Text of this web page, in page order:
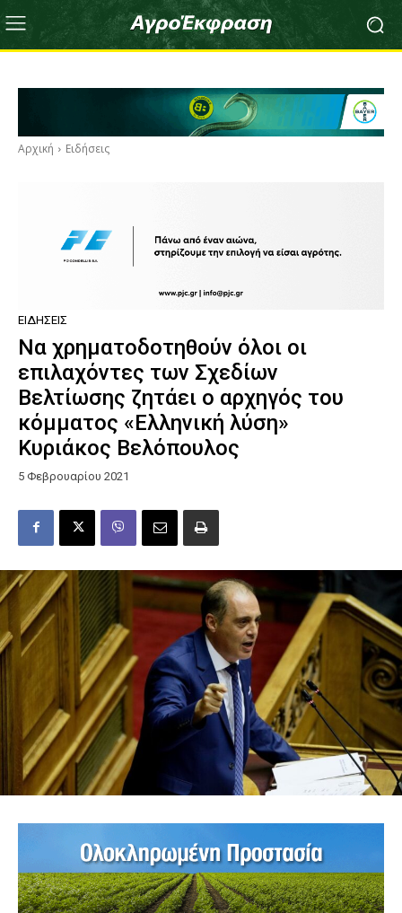
Αρχική Ειδήσεις
ΕΙΔΉΣΕΙΣ
Να χρηματοδοτηθούν όλοι οι
επιλαχόντες των Σχεδίων
Βελτίωσης ζητάει ο αρχηγός του
κόμματος «Ελληνική λύση»
Κυριάκος Βελόπουλος
5 Φεβρουαρίου 2021